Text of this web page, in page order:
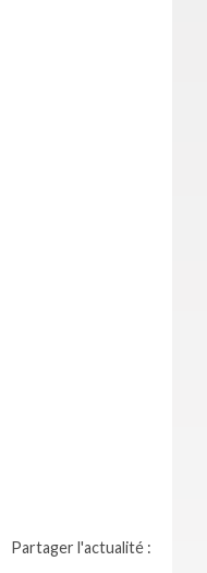
Partager l'actualité :